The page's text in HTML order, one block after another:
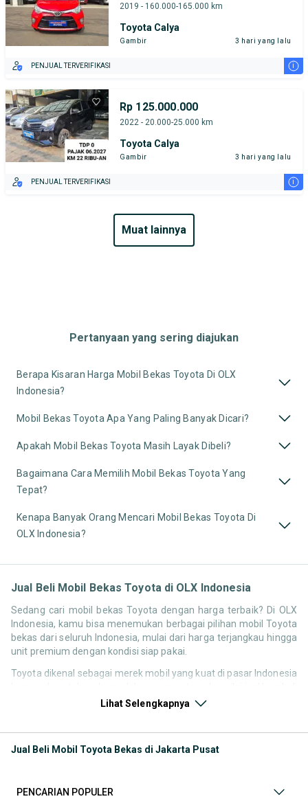
2019 - 160.000-165.000 km
Toyota Calya
Gambir 3 hari yang lalu
PENJUAL TERVERIFIKASI i
Rp 125.000.000
2022 - 20.000-25.000 km
Toyota Calya
Gambir 3 hari yang lalu
PENJUAL TERVERIFIKASI i
muat lainnya
Pertanyaan yang sering diajukan
Berapa Kisaran Harga Mobil Bekas Toyota Di OLX
Indonesia?
Mobil Bekas Toyota Apa Yang Paling Banyak Dicari?
Apakah Mobil Bekas Toyota Masih Layak Dibeli?
Bagaimana Cara Memilih Mobil Bekas Toyota Yang
Tepat?
Kenapa Banyak Orang Mencari Mobil Bekas Toyota Di
OLX Indonesia?
Jual Beli Mobil Bekas Toyota di OLX Indonesia
Sedang cari mobil bekas Toyota dengan harga terbaik? Di OLX
Indonesia, kamu bisa menemukan berbagai pilihan mobil Toyota
bekas dari seluruh Indonesia, mulai dari harga terjangkau hingga
unit premium dengan kondisi siap pakai.
Toyota dikenal sebagai merek mobil yang kuat di pasar Indonesia
yang stabil. Itu sebabnya pencarian seperti
Melalui halaman ini, kamu bisa langsung membandingkan
Lihat Selengkapnya
Jual Beli Mobil Toyota Bekas di Jakarta Pusat
PENCARIAN POPULER